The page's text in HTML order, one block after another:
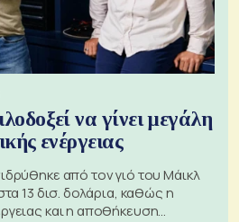
να γίνει μεγάλη
ενέργειας
από τον γιό του Μάικλ
13 δισ. δολάρια, καθώς η
και η αποθήκευση